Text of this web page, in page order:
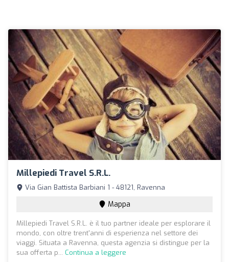
Millepiedi Travel S.R.L.
Via Gian Battista Barbiani 1 - 48121, Ravenna
Mappa
Millepiedi Travel S.R.L. è il tuo partner ideale per esplorare il
mondo, con oltre trent'anni di esperienza nel settore dei
viaggi. Situata a Ravenna, questa agenzia si distingue per la
sua offerta p... Continua a leggere